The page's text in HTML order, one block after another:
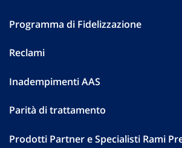
Programma di Fidelizzazione
Reclami
Inadempimenti AAS
Parità di trattamento
Prodotti Partner e Specialisti Rami